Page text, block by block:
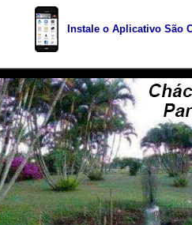
Instale o Aplicativo São